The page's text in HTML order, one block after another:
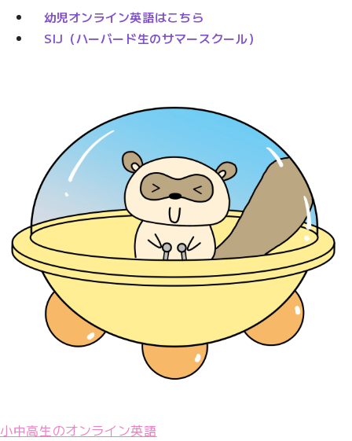
幼児オンライン英語はこちら
SIJ（ハーバード生のサマースクール）
小中高生のオンライン英語